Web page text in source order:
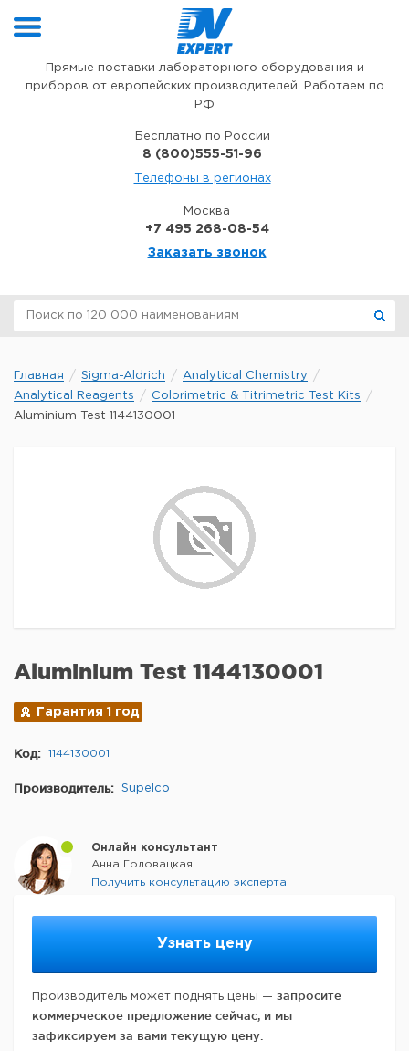
Прямые поставки лабораторного оборудования и
приборов от европейских производителей. Работаем по
РФ
Бесплатно по России
8 (800)555-51-96
Телефоны в регионах
Москва
+7 495 268-08-54
Заказать звонок
Главная Sigma-Aldrich
Analytical Chemistry
Analytical Reagents
Colorimetric & Titrimetric Test Kits
Aluminium Test 1144130001
Узнать цену
Производитель может поднять цены — запросите
коммерческое предложение сейчас, и мы
зафиксируем за вами текущую цену.
Aluminium Test 1144130001
Гарантия 1 год
Код: 1144130001
Производитель: Supelco
Онлайн консультант
Анна Головацкая
Получить консультацию эксперта